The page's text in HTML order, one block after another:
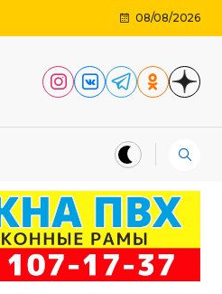
08/08/2026